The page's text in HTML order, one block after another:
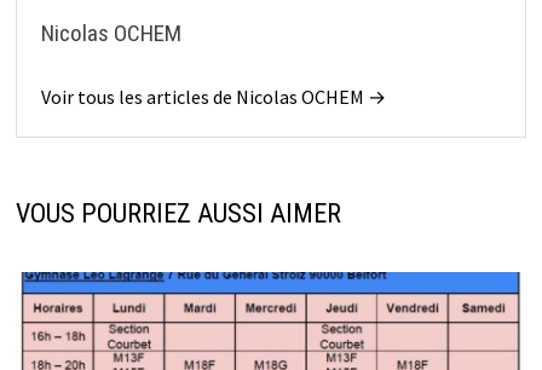
Nicolas OCHEM
Voir tous les articles de Nicolas OCHEM →
VOUS POURRIEZ AUSSI AIMER